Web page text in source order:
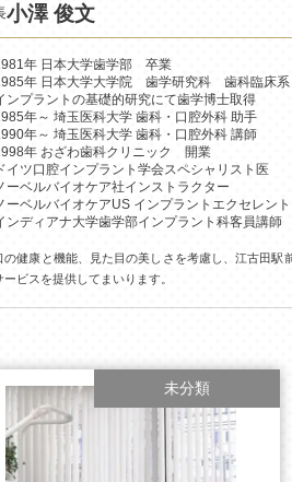
小澤 俊文
年 日本大学歯学部 卒業
年 日本大学大学院 歯学研究科 歯科臨床
ンプラントの基礎的研究にて歯学博士取得
年～ 埼玉医科大学 歯科・口腔外科 助手
年～ 埼玉医科大学 歯科・口腔外科 講師
年 おざわ歯科クリニック 開業
イツ口腔インプラント学会スペシャリスト医
ーベルバイオケア社インストラクター
ーベルバイオケアUS インプラントエクセレン
ンディアナ大学歯学部インプラント科客員講師
の健康と機能、見た目の美しさを考慮し、江古田
ービスを提供してまいります。
未分類